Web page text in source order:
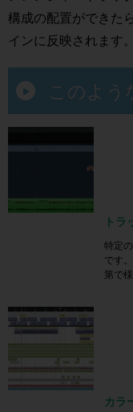
構成の配置ができた
インに反映されます
このよう
トラ
特定
です
第で
カラ